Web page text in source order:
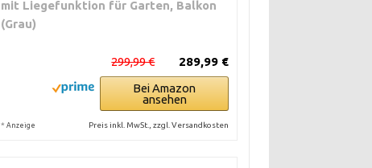
mit Liegefunktion für Garten, Balkon
(Grau)
289,99 €
299,99 €
Bei Amazon
ansehen
* Anzeige Preis inkl. MwSt., zzgl. Versandkosten